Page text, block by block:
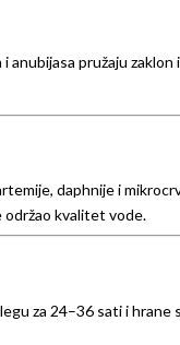
pružaju
daphnije i
održao kvalitet vode.
za 24–36 sati i